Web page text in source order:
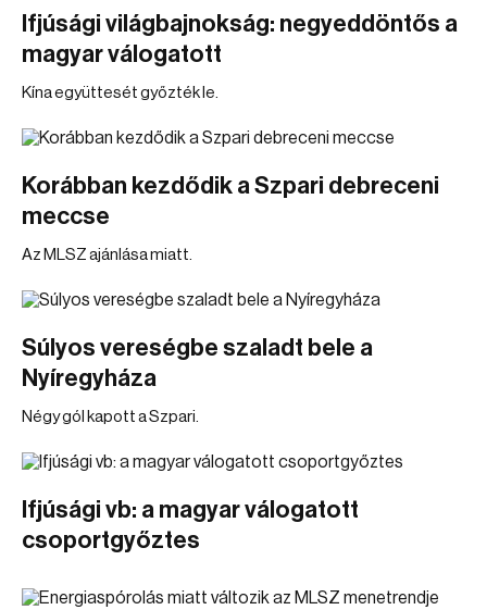
Ifjúsági világbajnokság: negyeddöntős a
magyar válogatott
Kína együttesét győzték le.
Korábban kezdődik a Szpari debreceni
meccse
Az MLSZ ajánlása miatt.
Súlyos vereségbe szaladt bele a
Nyíregyháza
Négy gól kapott a Szpari.
Ifjúsági vb: a magyar válogatott
csoportgyőztes